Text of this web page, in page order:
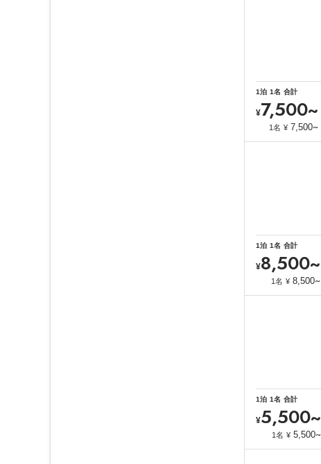
1泊 1名 合計
¥7,500~
1名 ¥ 7,500~
1泊 1名 合計
¥8,500~
1名 ¥ 8,500~
1泊 1名 合計
¥5,500~
1名 ¥ 5,500~